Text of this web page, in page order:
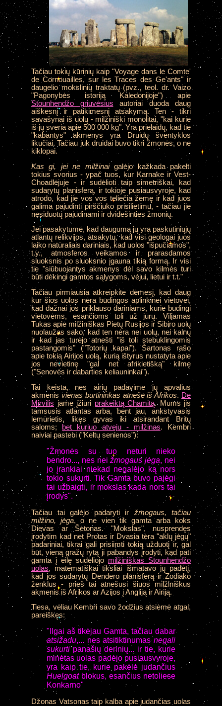
Tačiau tokių kūrinių kaip "Voyage dans le Comte'
de Cornouailles, sur les Traces des Ge'ants" ir
daugelio mokslinių traktatų (pvz., teol. dr. Vaizo
"Pagonybės istoriją Kaledonijoje") apie
Stounhendžo griuvėsius autoriai duoda daug
aiškesnį ir patikimesnį atsakymą. Ten - tikri
savašynai iš uolų - milžiniški monolitai, "kai kurie
iš jų sveria apie 500 000 kg". Yra prielaidų, kad tie
"kabantys" akmenys yra Druidų šventyklos
likučiai. Tačiau juk druidai buvo tikri žmonės, o ne
kiklopai.
Kas gi, jei ne milžinaigalėjo kažkada pakelti
tokius svorius - ypač tuos, kur Karnake ir Vest-
Choadlėjuje - ir sudėlioti taip simetriškai, kad
sudarytų planisferą, ir tokioje pusiausvyroje, kad
atrodo, kad jie vos vos teliečia žemę ir kad juos
galima pajudinti pirščiuko prisilietimu, - tačiau jie
nesiduotų pajudinami ir dvidešinties žmonių.
Jei pasakytume, kad daugumą jų yra paskutiniųjų
atlantų relikvijos, atsakytų, kad visi geologai juos
laiko natūraliais dariniais, kad uolos "išpučiamos",
t.y., atmosferos veikamos ir prarasdamos
sluoksnis po sluoksnio įgauna tikią formą. Ir visi
tie "siūbuojantys akmenys dėl savo kilmės turi
būti dėkingi gamtos sąlygoms, vėjui, lietui ir t.t."
Tačiau pirmiausia atkreipkite dėmesį, kad daug
kur šios uolos nėra būdingos aplinkinei vietovei,
kad dažnai jos priklauso dariniams, kurie būdingi
vietovėms, esančioms toli už jūrų. Viljamas
Tukas apie milžiniškas Pietų Rusijos ir Sibiro uolų
nuolaužas sako, kad ten nėra nei uolų, nei kalnų
ir kad jas turėjo atnešti "iš toli stebuklingomis
pastangomis" ("Totorių kapai"). Šartonas rašo
apie tokią Airijos uolą, kurią ištyrus nustatyta apie
jos nevietinę "gal net afrikietišką" kilmę
("Senovės ir dabarties keliauninkai").
Tai keista, nes airių padavime jų apvalius
akmenis vienas burtininkas atnešė iš Afrikos. De
Mirvilis jame įžiūri prakeiktą Chamitą. Mums jis
tamsusis atlantas arba, bent jau, ankstyvasis
lemūrietis, likęs gyvas iki atsirandant Britų
saloms;
bet kuriuo atveju - milžinas. Kembri
naiviai pastebi ("Keltų senienos"):
"Žmonės su tuo neturi nieko
bendro..., nes neižmogaus jėga, nei
jo įrankiai niekad negalėjo ką nors
tokio sukurti. Tik Gamta buvo pajėgi
tai užbaigti, ir mokslas kada nors tai
įrodys".
Tačiau tai galėjo padaryti ir žmogaus, tačiau
milžino, jėga, o ne vien tik gamta arba koks
Dievas ar Šėtonas. "Mokslas", nusprendęs
įrodytim kad net Protas ir Dvasia tėra "aklų jėgų"
padariniai, tikrai gali prisiimti tokią užduotį ir, gal
būt, vieną gražų rytą ji pabandys įrodyti, kad pati
gamta į eilę sudėliojo milžiniškas Stounhendžo
uolas, matematiškai tiksliai išmatavo jų padėtį,
kad jos sudarytų Dendero planisferą ir Zodiako
ženklus - prieš tai atnešusi šiuos milžiniškus
akmenis iš Afrikos ar Azijos į Angliją ir Airiją.
Tiesa, vėliau Kembri savo žodžius atsiėmė atgal,
pareiškęs:
"Ilgai aš tikėjau Gamta, tačiau dabar
atsižadu,... nes atsitiktinumasnegali
sukurtipanašių derinių... ir tie, kurie
minėtas uolas padėjo pusiausvyroje,
yra kaip tie, kurie pakėlė judančius
Huelgoatblokus, esančius netoliese
Konkarno"
Džonas Vatsonas taip kalba apie judančias uolas